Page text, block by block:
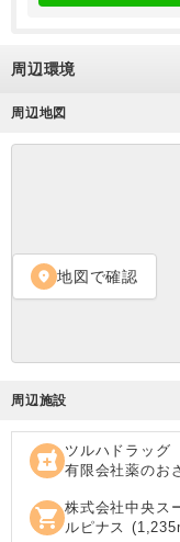
周辺環境
周辺地図
location_on 地図で確認
周辺施設
local_pharmacy ツルハドラッ
有限会社薬のお
shopping_cart 株式会社中央
ルピナス (1,235